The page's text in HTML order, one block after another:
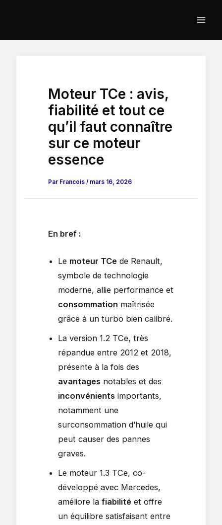
Moteur TCe : avis,
fiabilité et tout ce
qu’il faut connaître
sur ce moteur
essence
Par Francois/ mars 16, 2026
En bref :
Le moteur TCe de Renault,
symbole de technologie
moderne, allie performance et
consommation maîtrisée
grâce à un turbo bien calibré.
La version 1.2 TCe, très
répandue entre 2012 et 2018,
présente à la fois des
avantages notables et des
inconvénients importants,
notamment une
surconsommation d’huile qui
peut causer des pannes
graves.
Le moteur 1.3 TCe, co-
développé avec Mercedes,
améliore lafiabilité et offre
un équilibre satisfaisant entre